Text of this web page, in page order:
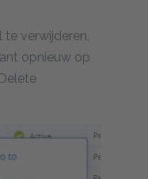
te verwijderen,
opnieuw op